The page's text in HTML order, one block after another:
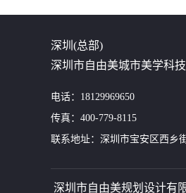
深圳(总部)
深圳市自由美城市美学科
电话：18129969650
传真：400-779-8115
联系地址：深圳市宝安区西乡
深圳市自由美规划设计有